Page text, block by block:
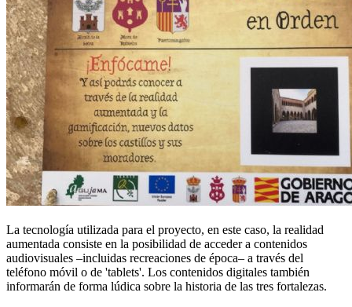
La tecnología utilizada para el proyecto, en este caso, la realidad
aumentada consiste en la posibilidad de acceder a contenidos
audiovisuales –incluidas recreaciones de época– a través del
teléfono móvil o de 'tablets'. Los contenidos digitales también
informarán de forma lúdica sobre la historia de las tres fortalezas.